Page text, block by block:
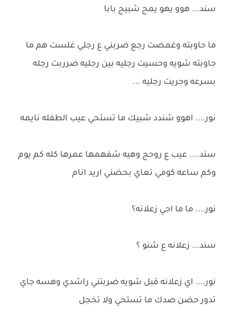
سند... هوو يهو يمج شبيج بابا
ما حاوبته وغمضت رجع ضربني ع رجلي غلست هم ما
جاوبته شويه وحسيت رجليه بين رجليه ضرربت رجله
بسرعه وجريت رجليه ...
نور.... اهوو شندد شبيك ما تستحي عيب الطفله نايمه
سند.... عيب ع روحج وهيه شفهمها عمرها كله كم يوم
وكم ساعه كومي تعاي بحضني اريد انام
نور.... ما ما اجي زعلانه؟
سند... زعلانه ع شنو ؟
نور.... اي زعلانه قبل شويه ضربتني راشدي وهسه جاي
تدور حضن صدك ما تستحي ولا تخجل